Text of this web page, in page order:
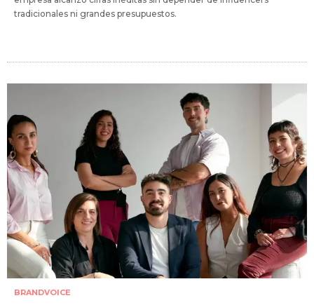
tradicionales ni grandes presupuestos.
BRANDVOICE